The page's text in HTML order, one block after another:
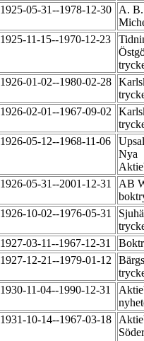
1925-05-31--1978-12-30
A.
1925-11-15--1970-12-23
1926-01-02--1980-02-28
1926-02-01--1967-09-02
1926-05-12--1968-11-06
Nya
1926-05-31--2001-12-31
AB
1926-10-02--1976-05-31
1927-03-11--1967-12-31
1927-12-21--1979-01-12
1930-11-04--1990-12-31
1931-10-14--1967-03-18